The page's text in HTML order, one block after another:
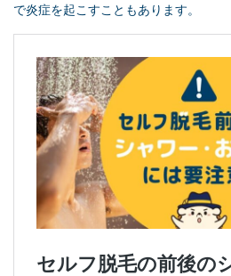
で炎症を起こすこともあります。